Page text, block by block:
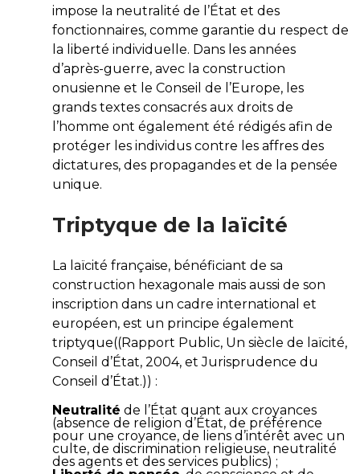
impose la neutralité de l’État et des
fonctionnaires, comme garantie du respect de
la liberté individuelle. Dans les années
d’après-guerre, avec la construction
onusienne et le Conseil de l’Europe, les
grands textes consacrés aux droits de
l’homme ont également été rédigés afin de
protéger les individus contre les affres des
dictatures, des propagandes et de la pensée
unique.
Triptyque de la laïcité
La laïcité française, bénéficiant de sa
construction hexagonale mais aussi de son
inscription dans un cadre international et
européen, est un principe également
triptyque((Rapport Public, Un siècle de laïcité,
Conseil d’État, 2004, et Jurisprudence du
Conseil d’État.)) :
Neutralité de l’État quant aux croyances
(absence de religion d’État, de préférence
pour une croyance, de liens d’intérêt avec un
culte, de discrimination religieuse, neutralité
des agents et des services publics) ;